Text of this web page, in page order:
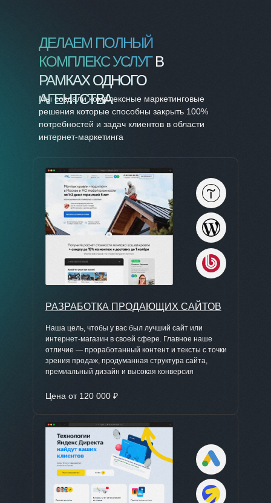
ДЕЛАЕМ ПОЛНЫЙ
КОМПЛЕКС УСЛУГ В
РАМКАХ ОДНОГО
АГЕНТСТВА
Мы создали комплексные маркетинговые
решения которые способны закрыть 100%
потребностей и задач клиентов в области
интернет-маркетинга
РАЗРАБОТКА ПРОДАЮЩИХ САЙТОВ
Наша цель, чтобы у вас был лучший сайт или
интернет-магазин в своей сфере. Главное наше
отличие — проработанный контент и тексты с точки
зрения продаж, продуманная структура сайта,
премиальный дизайн и высокая конверсия
Цена от 120 000 ₽